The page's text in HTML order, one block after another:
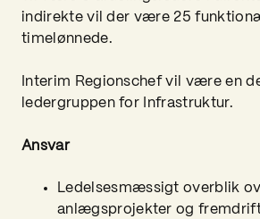
indirekte vil der være 25
timelønnede.
Interim Regionschef vil være en
ledergruppen for Infrastruktur.
Ansvar
Ledelsesmæssigt overblik
anlægsprojekter og